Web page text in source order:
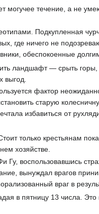
течение, а не
Подкупленная
где ничего не
обеспокоенные
ландшафт — срыть горы,
выгод.
фактор
старую
избавиться от
только крестьянам
хозяйстве.
Гу, воспользовавшись
вынуждал врагов
враг в
в пятницу 13 числа.